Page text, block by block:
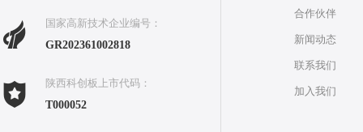
国家高新技术企业编号：
GR202361002818
陕西科创板上市代码：
T000052
合作伙伴
新闻动态
联系我们
加入我们